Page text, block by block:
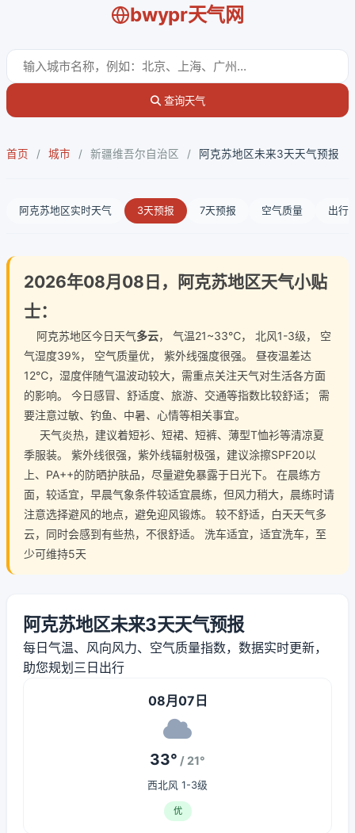
bwypr天气网
查询天气
首页 / 城市 / 新疆维吾尔自治区 / 阿克苏地区未来3天天气预报
阿克苏地区实时天气 3天预报 7天预报 空气质量 出行
2026年08月08日，阿克苏地区天气小贴
士：
阿克苏地区今日天气多云， 气温21~33℃， 北风1-3级， 空
气湿度39%， 空气质量优， 紫外线强度很强。 昼夜温差达
12℃，湿度伴随气温波动较大，需重点关注天气对生活各方面
的影响。 今日感冒、舒适度、旅游、交通等指数比较舒适； 需
要注意过敏、钓鱼、中暑、心情等相关事宜。
天气炎热，建议着短衫、短裙、短裤、薄型T恤衫等清凉夏
季服装。 紫外线很强，紫外线辐射极强，建议涂擦SPF20以
上、PA++的防晒护肤品，尽量避免暴露于日光下。 在晨练方
面，较适宜，早晨气象条件较适宜晨练，但风力稍大，晨练时请
注意选择避风的地点，避免迎风锻炼。 较不舒适，白天天气多
云，同时会感到有些热，不很舒适。 洗车适宜，适宜洗车，至
少可维持5天
阿克苏地区未来3天天气预报
每日气温、风向风力、空气质量指数，数据实时更新，
助您规划三日出行
08月07日
33° / 21°
西北风 1-3级
优